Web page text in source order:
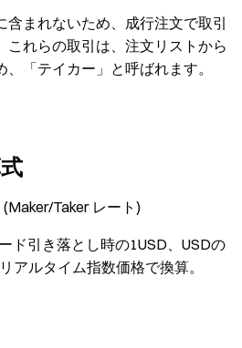
含まれないため、成行注文で取引
これらの取引は、注文リストから
「テイカー」と呼ばれます。
Taker レート)
ド引き落とし時の1USD、USDの
アルタイム指数価格で換算。